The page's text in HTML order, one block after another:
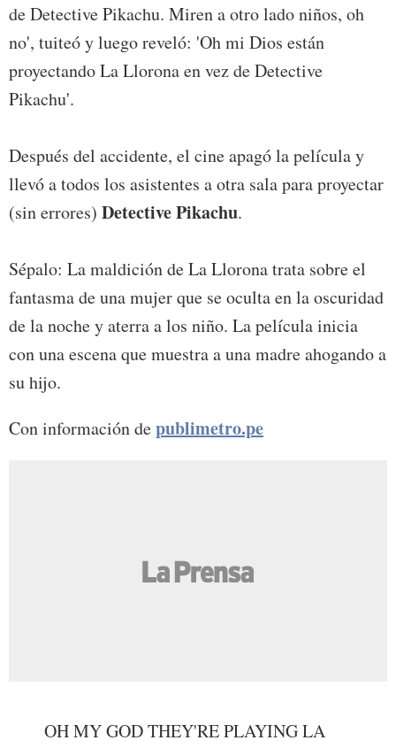
de Detective Pikachu. Miren a otro lado niños, oh
no', tuiteó y luego reveló: 'Oh mi Dios están
proyectando La Llorona en vez de Detective
Pikachu'.
Después del accidente, el cine apagó la película y
llevó a todos los asistentes a otra sala para proyectar
(sin errores) Detective Pikachu.
Sépalo: La maldición de La Llorona trata sobre el
fantasma de una mujer que se oculta en la oscuridad
de la noche y aterra a los niño. La película inicia
con una escena que muestra a una madre ahogando a
su hijo.
Con información depublimetro.pe
OH MY GOD THEY'RE PLAYING LA